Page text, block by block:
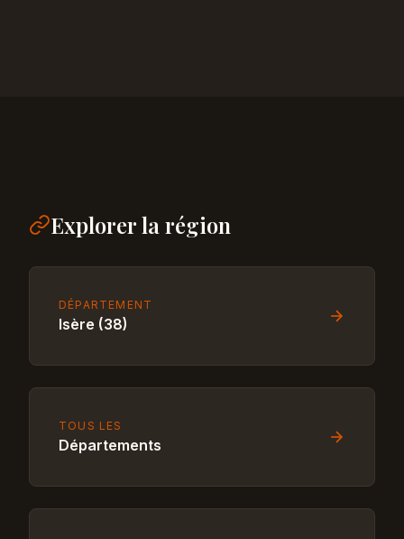
Explorer la région
DÉPARTEMENT
Isère (38)
TOUS LES
Départements